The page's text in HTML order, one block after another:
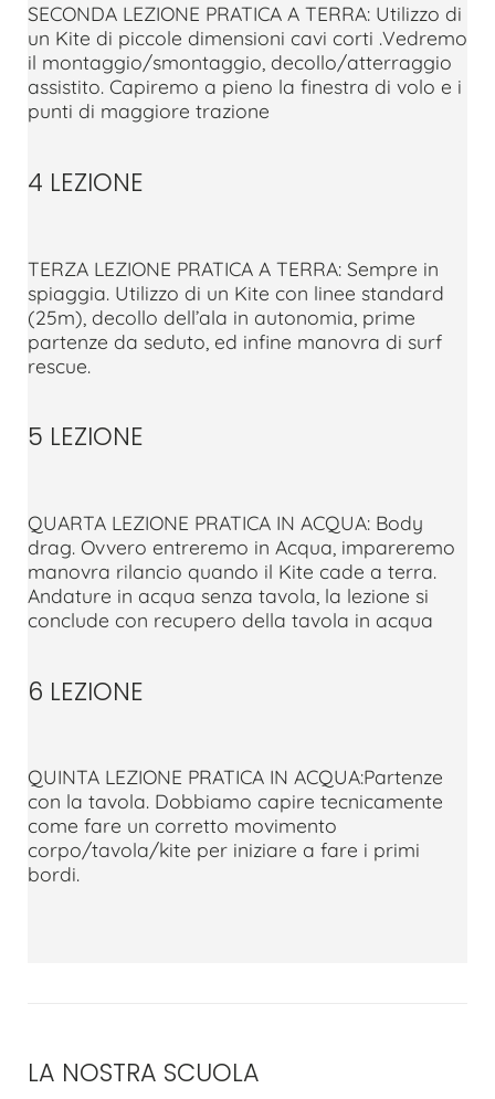
SECONDA LEZIONE PRATICA A TERRA: Utilizzo di
un Kite di piccole dimensioni cavi corti .Vedremo
il montaggio/smontaggio, decollo/atterraggio
assistito. Capiremo a pieno la finestra di volo e i
punti di maggiore trazione
4 LEZIONE
TERZA LEZIONE PRATICA A TERRA: Sempre in
spiaggia. Utilizzo di un Kite con linee standard
(25m), decollo dell’ala in autonomia, prime
partenze da seduto, ed infine manovra di surf
rescue.
5 LEZIONE
QUARTA LEZIONE PRATICA IN ACQUA: Body
drag. Ovvero entreremo in Acqua, impareremo
manovra rilancio quando il Kite cade a terra.
Andature in acqua senza tavola, la lezione si
conclude con recupero della tavola in acqua
6 LEZIONE
QUINTA LEZIONE PRATICA IN ACQUA:Partenze
con la tavola. Dobbiamo capire tecnicamente
come fare un corretto movimento
corpo/tavola/kite per iniziare a fare i primi
bordi.
LA NOSTRA SCUOLA